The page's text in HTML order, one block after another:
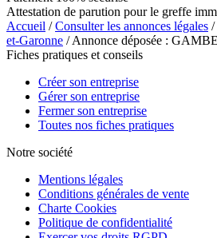
Attestation de parution pour le greffe
Accueil /Consulter les annonces légales /
et-Garonne / Annonce déposée :
Fiches pratiques et conseils
Créer son entreprise
Gérer son entreprise
Fermer son entreprise
Toutes nos fiches pratiques
Notre société
Mentions légales
Conditions générales de vente
Charte Cookies
Politique de confidentialité